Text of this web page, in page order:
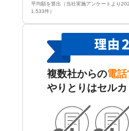
平均額を算出（当社実施アンケートより
1,533件）
複数社からの電
やりとりはセル